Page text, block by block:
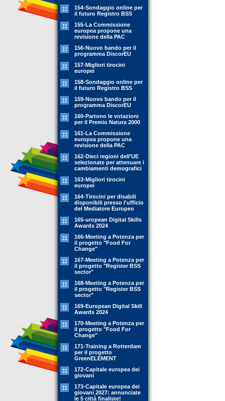
154-Sondaggio online per
il futuro Registro BSS
155-La Commissione
europea propone una
revisione della PAC
156-Nuovo bando per il
programma DiscorEU
157-Migliori tirocini
europei
158-Sondaggio online per
il futuro Registro BSS
159-Nuovo bando per il
programma DiscorEU
160-Partono le votazioni
per il Premio Natura 2000
161-La Commissione
europea propone una
revisione della PAC
162-Dieci regioni dell’UE
selezionate per attenuare i
cambiamenti demografici
163-Migliori tirocini
europei
164-Tirocini per disabili
disponibili presso l'ufficio
del Mediatore Europeo
165-uropean Digital Skills
Awards 2024
166-Meeting a Potenza per
il progetto "Food For
Change"
167-Meeting a Potenza per
il progetto "Register BSS
sector"
168-Meeting a Potenza per
il progetto "Register BSS
sector"
169-European Digital Skill
Awards 2024
170-Meeting a Potenza per
il progetto "Food For
Change"
171-Training a Rotterdam
per il progetto
GreenELEMENT
172-Capitale europea dei
giovani
173-Capitale europea dei
giovani 2027: annunciate
le 5 città finaliste!